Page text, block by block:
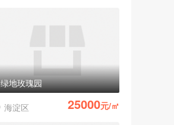
绿地玫瑰园
海淀区 25000元/㎡